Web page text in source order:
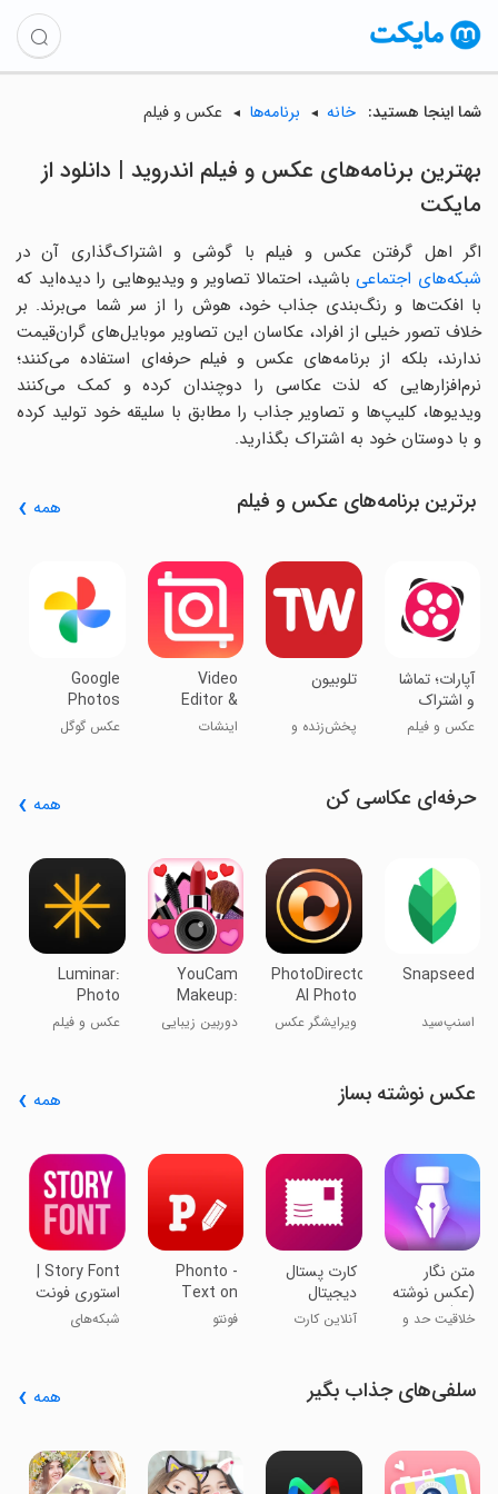
شما اینجا هستید: خانه برنامه‌ها عکس و فیلم
بهترین برنامه‌های عکس و فیلم اندروید | دانلود از
مایکت
اگر اهل گرفتن عکس و فیلم با گوشی و اشتراک‌گذاری آن در
شبکه‌های اجتماعیباشید، احتمالا تصاویر و ویدیوهایی را دیده‌اید که
با افکت‌ها و رنگ‌بندی جذاب خود، هوش را از سر شما می‌برند. بر
خلاف تصور خیلی از افراد، عکاسان این تصاویر موبایل‌های گران‌قیمت
ندارند، بلکه از برنامه‌های عکس و فیلم حرفه‌ای استفاده می‌کنند؛
نرم‌افزارهایی که لذت عکاسی را دوچندان کرده و کمک می‌کنند
ویدیوها، کلیپ‌ها و تصاویر جذاب را مطابق با سلیقه خود تولید کرده
و با دوستان خود به اشتراک بگذارید.
برترین برنامه‌های عکس و فیلم همه
‏‏‏‏آپارات؛ تماشا
و اشتراک
ویدیو
عکس و فیلم
‏‏‏تلوبیون
پخش‌زنده و
Video
Editor &
Maker -
InShot
اینشات
Google
Photos
عکس گوگل
حرفه‌ای عکاسی کن همه
Snapseed
اسنپ‌سید
PhotoDirector:
AI Photo
Editor
ویرایشگر عکس
YouCam
Makeup:
Face Editor
دوربین زیبایی
Luminar:
Photo
Editor&Enhancer
عکس و فیلم
عکس نوشته بساز همه
متن نگار
(عکس نوشته
ساز)
خلاقیت حد و
‏کارت پستال
دیجیتال
آنلاین کارت
Phonto -
Text on
Photos
فونتو
‏‏‏Story Font |
استوری فونت
شبکه‌های
سلفی‌های جذاب بگیر همه